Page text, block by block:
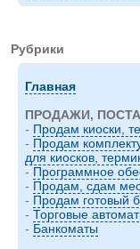
Рубрики
Главная
ПРОДАЖИ,
- Продам киоски,
- Продам
для киосков,
- Программное
- Продам, сдам
- Продам готовый
- Торговые
- Банкоматы